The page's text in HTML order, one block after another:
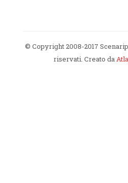
© Copyright 2008-2017
riservati. Creato da